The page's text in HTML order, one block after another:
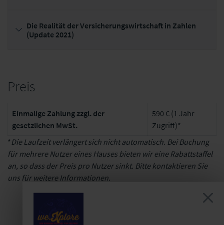
Die Realität der Versicherungswirtschaft in Zahlen
(Update 2021)
Preis
Einmalige Zahlung zzgl. der
gesetzlichen MwSt.
590 € (1 Jahr
Zugriff)*
* Die Laufzeit verlängert sich nicht automatisch. Bei Buchung
für mehrere Nutzer eines Hauses bieten wir eine Rabattstaffel
an, so dass der Preis pro Nutzer sinkt. Bitte kontaktieren Sie
uns für weitere Informationen.